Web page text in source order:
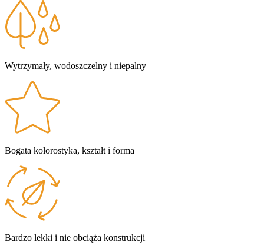
Wytrzymały, wodoszczelny i niepalny
Bogata kolorostyka, kształt i forma
Bardzo lekki i nie obciąża konstrukcji